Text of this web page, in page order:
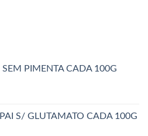
PIMENTA CADA 100G
S/ GLUTAMATO CADA 100G